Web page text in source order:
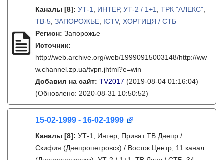
Каналы [8]: УТ-1 ИНТЕР, УТ-2 / 1+1 ТРК "АЛЕКС"
ТВ-5 ЗАПОРОЖЬЕ ICTV, ХОРТИЦЯ / СТБ
Регион: Запорожье
Источник:
http://web.archive.org/web/19990915003148/http://ww
w.channel.zp.ua/tvpn.jhtml?e=win
Добавил на сайт: TV2017 (2019-08-04 01:16:04)
(Обновлено: 2020-08-31 10:50:52)
15-02-1999 - 16-02-1999
Каналы [8]: УТ-1, Интер, Приват ТВ Днепр /
Скифия (Днепропетровск) / Восток Центр, 11 канал